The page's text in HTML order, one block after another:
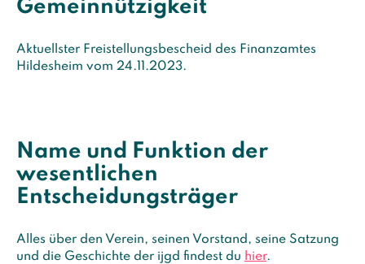
Gemeinnützigkeit
Aktuellster Freistellungsbescheid des Finanzamtes
Hildesheim vom 24.11.2023.
Name und Funktion der
wesentlichen
Entscheidungsträger
Alles über den Verein, seinen Vorstand, seine Satzung
und die Geschichte der ijgd findest du hier.